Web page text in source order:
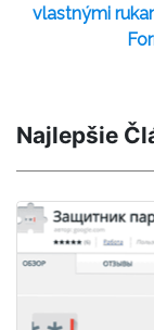
vlastnými
Najlepšie